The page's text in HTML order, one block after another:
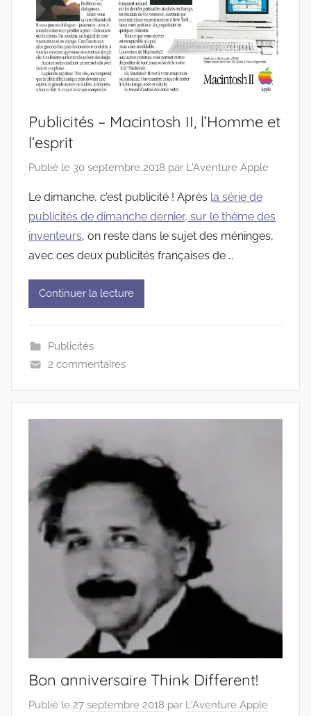
Publicités – Macintosh II, l’Homme et
l’esprit
Publié le 30 septembre 2018 par L'Aventure Apple
Le dimanche, c’est publicité ! Après la série de
publicités de dimanche dernier, sur le thème des
inventeurs, on reste dans le sujet des méninges,
avec ces deux publicités françaises de …
Continuer la lecture
Publicités
2 commentaires
Bon anniversaire Think Different!
Publié le 27 septembre 2018 par L'Aventure Apple